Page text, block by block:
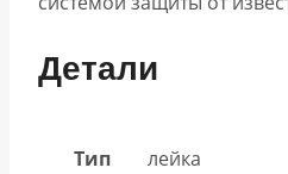
Детали
Тип лейка